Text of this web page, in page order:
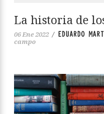
La historia de
06 Ene 2022 / EDUARDO
campo